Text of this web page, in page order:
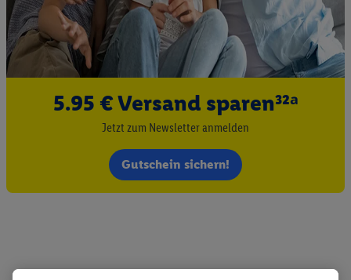
5.95 € Versand sparen³²ᵃ
Jetzt zum Newsletter anmelden
Gutschein sichern!